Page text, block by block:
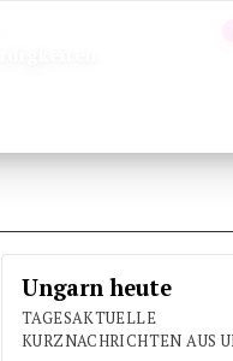
Ungarn heute
TAGESAKTUELLE
KURZNACHRICHTEN AUS